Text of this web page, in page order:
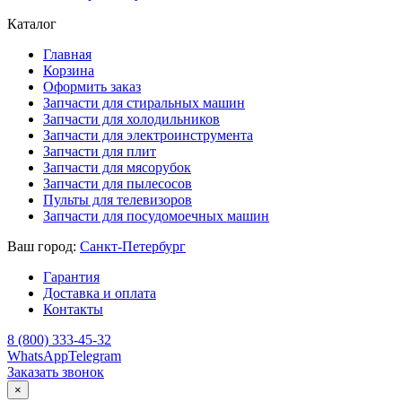
Каталог
Главная
Корзина
Оформить заказ
Запчасти для стиральных машин
Запчасти для холодильников
Запчасти для электроинструмента
Запчасти для плит
Запчасти для мясорубок
Запчасти для пылесосов
Пульты для телевизоров
Запчасти для посудомоечных машин
Ваш город: Санкт-Петербург
Гарантия
Доставка и оплата
Контакты
8 (800) 333-45-32
WhatsAppTelegram
Заказать звонок
×